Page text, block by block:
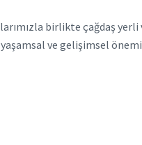
birlikte çağdaş
ve gelişimsel